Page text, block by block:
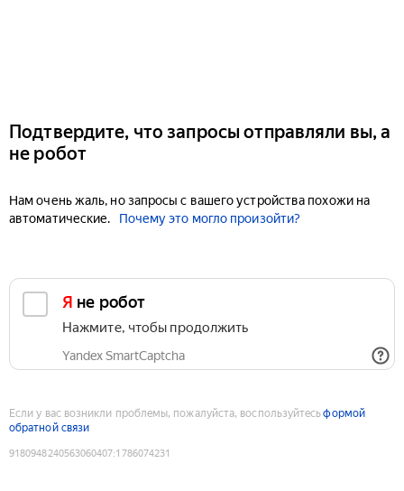
Подтвердите, что запросы отправляли вы, а
не робот
Нам очень жаль, но запросы с вашего устройства похожи на
автоматические.
Почему это могло произойти?
Я не робот
Нажмите, чтобы продолжить
Yandex SmartCaptcha
Если у вас возникли проблемы, пожалуйста, воспользуйтесьформой
обратной связи
9180948240563060407:1786074231